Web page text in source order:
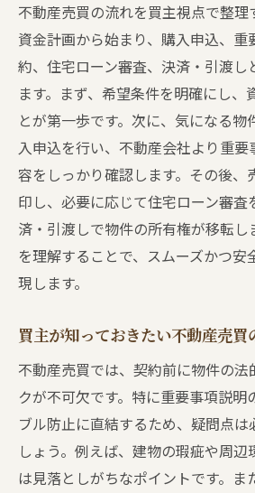
不動産売買の流れを買主視点で整理
資金計画から始まり、購入申込、
約、住宅ローン審査、決済・引渡し
ます。まず、希望条件を明確にし、
とが第一歩です。次に、気になる
入申込を行い、不動産会社より重
容をしっかり確認します。その後、
印し、必要に応じて住宅ローン審
済・引渡しで物件の所有権が移転し
を理解することで、スムーズかつ安
現します。
買主が知っておきたい不動産売買
不動産売買では、契約前に物件の法
クが不可欠です。特に重要事項説明
ブル防止に直結するため、疑問点は
しょう。例えば、建物の瑕疵や周
は見落としがちなポイントです。ま